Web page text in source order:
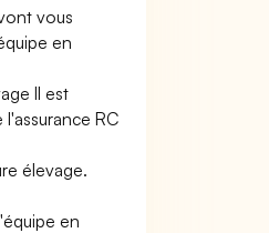
vous
en
Il est
RC
élevage.
en